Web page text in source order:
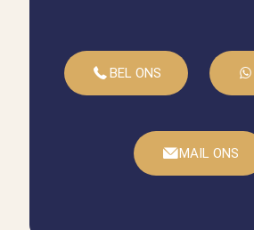
BEL ONS
MAIL ONS